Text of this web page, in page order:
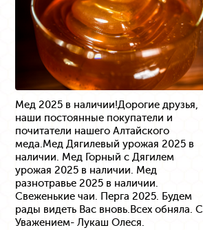
Мед 2025 в наличии!Дорогие друзья,
наши постоянные покупатели и
почитатели нашего Алтайского
меда.Мед Дягилевый урожая 2025 в
наличии. Мед Горный с Дягилем
урожая 2025 в наличии. Мед
разнотравье 2025 в наличии.
Свеженькие чаи. Перга 2025. Будем
рады видеть Вас вновь.Всех обняла. С
Уважением- Лукаш Олеся.